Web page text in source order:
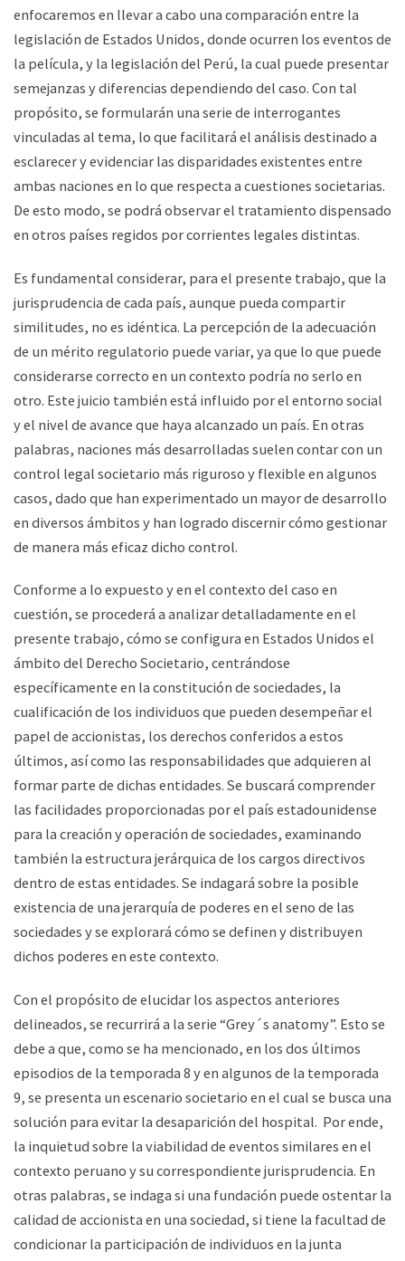
enfocaremos en llevar a cabo una comparación entre la
legislación de Estados Unidos, donde ocurren los eventos de
la película, y la legislación del Perú, la cual puede presentar
semejanzas y diferencias dependiendo del caso. Con tal
propósito, se formularán una serie de interrogantes
vinculadas al tema, lo que facilitará el análisis destinado a
esclarecer y evidenciar las disparidades existentes entre
ambas naciones en lo que respecta a cuestiones societarias.
De esto modo, se podrá observar el tratamiento dispensado
en otros países regidos por corrientes legales distintas.
Es fundamental considerar, para el presente trabajo, que la
jurisprudencia de cada país, aunque pueda compartir
similitudes, no es idéntica. La percepción de la adecuación
de un mérito regulatorio puede variar, ya que lo que puede
considerarse correcto en un contexto podría no serlo en
otro. Este juicio también está influido por el entorno social
y el nivel de avance que haya alcanzado un país. En otras
palabras, naciones más desarrolladas suelen contar con un
control legal societario más riguroso y flexible en algunos
casos, dado que han experimentado un mayor de desarrollo
en diversos ámbitos y han logrado discernir cómo gestionar
de manera más eficaz dicho control.
Conforme a lo expuesto y en el contexto del caso en
cuestión, se procederá a analizar detalladamente en el
presente trabajo, cómo se configura en Estados Unidos el
ámbito del Derecho Societario, centrándose
específicamente en la constitución de sociedades, la
cualificación de los individuos que pueden desempeñar el
papel de accionistas, los derechos conferidos a estos
últimos, así como las responsabilidades que adquieren al
formar parte de dichas entidades. Se buscará comprender
las facilidades proporcionadas por el país estadounidense
para la creación y operación de sociedades, examinando
también la estructura jerárquica de los cargos directivos
dentro de estas entidades. Se indagará sobre la posible
existencia de una jerarquía de poderes en el seno de las
sociedades y se explorará cómo se definen y distribuyen
dichos poderes en este contexto.
Con el propósito de elucidar los aspectos anteriores
delineados, se recurrirá a la serie “Grey´s anatomy”. Esto se
debe a que, como se ha mencionado, en los dos últimos
episodios de la temporada 8 y en algunos de la temporada
9, se presenta un escenario societario en el cual se busca una
solución para evitar la desaparición del hospital. Por ende,
la inquietud sobre la viabilidad de eventos similares en el
contexto peruano y su correspondiente jurisprudencia. En
otras palabras, se indaga si una fundación puede ostentar la
calidad de accionista en una sociedad, si tiene la facultad de
condicionar la participación de individuos en la junta